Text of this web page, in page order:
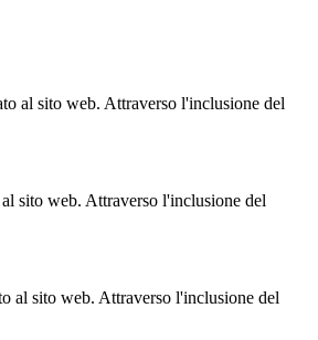
al sito web. Attraverso l'inclusione del
sito web. Attraverso l'inclusione del
al sito web. Attraverso l'inclusione del